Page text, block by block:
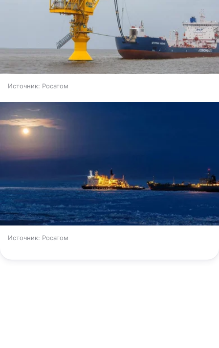
Источник: Росатом
Источник: Росатом